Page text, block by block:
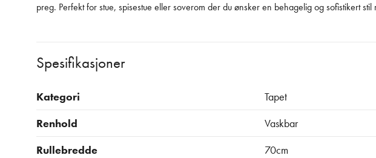
preg. Perfekt for stue, spisestue eller soverom der du ønsker en behagelig og sofistikert stil
Spesifikasjoner
Kategori
Tapet
Renhold
Vaskbar
Rullebredde
70cm